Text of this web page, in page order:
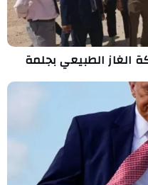
الغاز الطبيعي بجلمة